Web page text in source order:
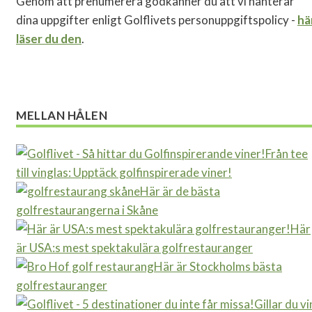
dina uppgifter enligt Golflivets personuppgiftspolicy -
läser du den.
MELLAN HÅLEN
Från tee
till vinglas: Upptäck golfinspirerade viner!
Här är de bästa
golfrestaurangerna i Skåne
Här
är USA:s mest spektakulära golfrestauranger
Här är Stockholms bästa
golfrestauranger
Gillar du